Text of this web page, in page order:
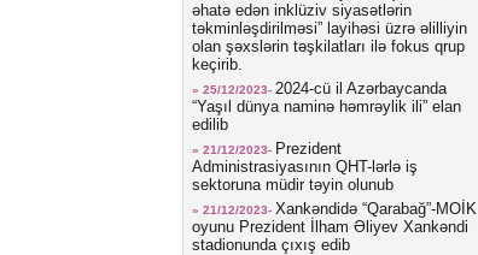
əhatə edən inklüziv siyasətlərin
təkminləşdirilməsi” layihəsi üzrə əlilliyin
olan şəxslərin təşkilatları ilə fokus qrup
keçirib.
» 25/12/2023- 2024-cü il Azərbaycanda
“Yaşıl dünya naminə həmrəylik ili” elan
edilib
» 21/12/2023- Prezident
Administrasiyasının QHT-lərlə iş
sektoruna müdir təyin olunub
» 21/12/2023- Xankəndidə “Qarabağ”-MOİK
oyunu Prezident İlham Əliyev Xankəndi
stadionunda çıxış edib